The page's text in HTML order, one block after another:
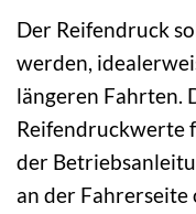
Der Reifendruck
werden,
längeren Fahrten.
Reifendruckwerte
der
an der Fahrerseite